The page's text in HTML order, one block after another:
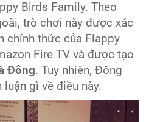
Birds Family. Theo
trò chơi này được xác
chính thức của Flappy
Fire TV và được tạo
Đông. Tuy nhiên, Đông
gì về điều này.